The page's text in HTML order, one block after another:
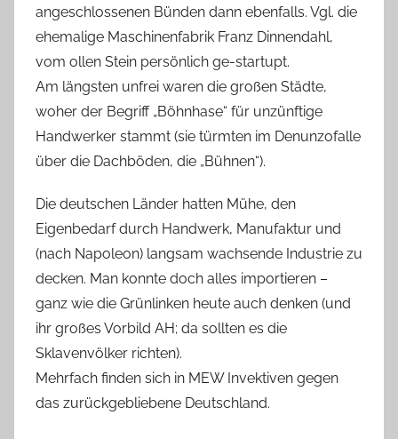
angeschlossenen Bünden dann ebenfalls. Vgl. die
ehemalige Maschinenfabrik Franz Dinnendahl,
vom ollen Stein persönlich ge-startupt.
Am längsten unfrei waren die großen Städte,
woher der Begriff „Böhnhase“ für unzünftige
Handwerker stammt (sie türmten im Denunzofalle
über die Dachböden, die „Bühnen“).
Die deutschen Länder hatten Mühe, den
Eigenbedarf durch Handwerk, Manufaktur und
(nach Napoleon) langsam wachsende Industrie zu
decken. Man konnte doch alles importieren –
ganz wie die Grünlinken heute auch denken (und
ihr großes Vorbild AH; da sollten es die
Sklavenvölker richten).
Mehrfach finden sich in MEW Invektiven gegen
das zurückgebliebene Deutschland.